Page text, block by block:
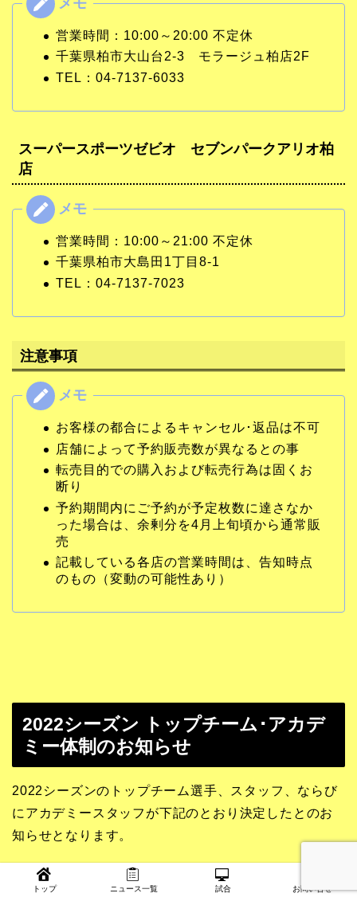
営業時間：10:00～20:00 不定休
千葉県柏市大山台2-3 モラージュ柏店2F
TEL：04-7137-6033
スーパースポーツゼビオ セブンパークアリオ柏
店
営業時間：10:00～21:00 不定休
千葉県柏市大島田1丁目8-1
TEL：04-7137-7023
注意事項
お客様の都合によるキャンセル･返品は不可
店舗によって予約販売数が異なるとの事
転売目的での購入および転売行為は固くお
断り
予約期間内にご予約が予定枚数に達さなか
った場合は、余剰分を4月上旬頃から通常販
売
記載している各店の営業時間は、告知時点
のもの（変動の可能性あり）
2022シーズン トップチーム･アカデ
ミー体制のお知らせ
2022シーズンのトップチーム選手、スタッフ、ならび
にアカデミースタッフが下記のとおり決定したとのお
知らせとなります。
選手一覧については、下記のページをご参照くださ
トップ ニュース一覧 試合 お問い合せ